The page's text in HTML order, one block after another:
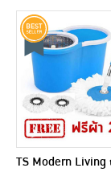
TS Modern Living